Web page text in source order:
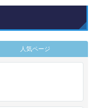
人気ページ